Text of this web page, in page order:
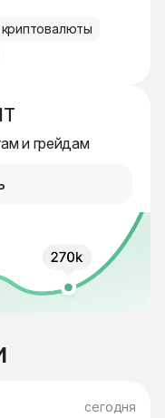
криптовалюты
и грейдам
сегодня